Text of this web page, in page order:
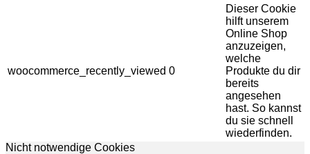
woocommerce_recently_viewed 0
Dieser Cookie
hilft unserem
Online Shop
anzuzeigen,
welche
Produkte du dir
bereits
angesehen
hast. So kannst
du sie schnell
wiederfinden.
Nicht notwendige Cookies